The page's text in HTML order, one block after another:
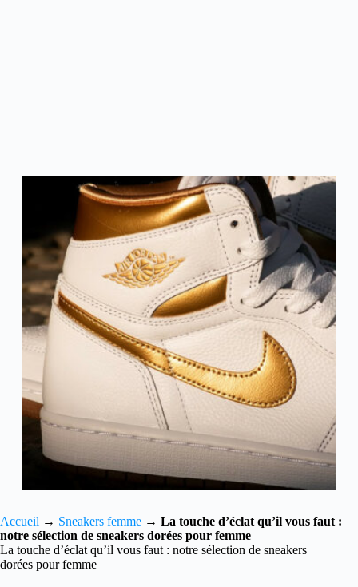
Accueil → Sneakers femme → La touche d’éclat qu’il vous faut :
notre sélection de sneakers dorées pour femme
La touche d’éclat qu’il vous faut : notre sélection de sneakers
dorées pour femme